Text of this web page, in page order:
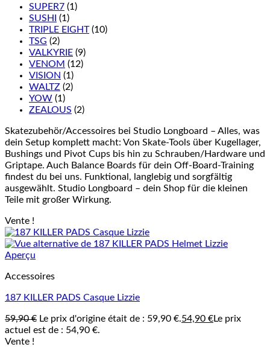
SUPER7 (1)
SUSHI
(1)
TRIPLE EIGHT (10)
TSG (2)
VALKYRIE (9)
VENOM (12)
VISION (1)
WALTZ (2)
YOW (1)
ZEALOUS (2)
Skatezubehör/Accessoires bei Studio Longboard – Alles, was
dein Setup komplett macht: Von Skate-Tools über Kugellager,
Bushings und Pivot Cups bis hin zu Schrauben/Hardware und
Griptape. Auch Balance Boards für dein Off-Board-Training
findest du bei uns. Funktional, langlebig und sorgfältig
ausgewählt. Studio Longboard – dein Shop für die kleinen
Teile mit großer Wirkung.
Vente !
Aperçu
Accessoires
187 KILLER PADS Casque Lizzie
59,90€ Le prix d'origine était de : 59,90 €.54,90 €Le prix
actuel est de : 54,90 €.
Vente !